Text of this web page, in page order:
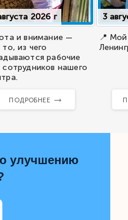
2026 г
и внимание —
из чего
рабочие
сотрудников нашего
ПОДРОБНЕЕ →
3
📍
улучшению